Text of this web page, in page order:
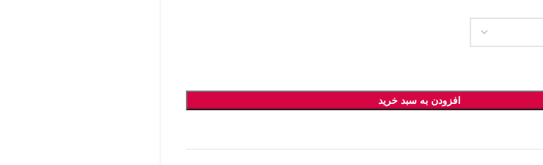
افزودن به سبد خرید